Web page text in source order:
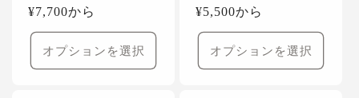
通
常
格
¥7,700から
オプションを選択
通
常
格
¥5,500から
オプションを選択